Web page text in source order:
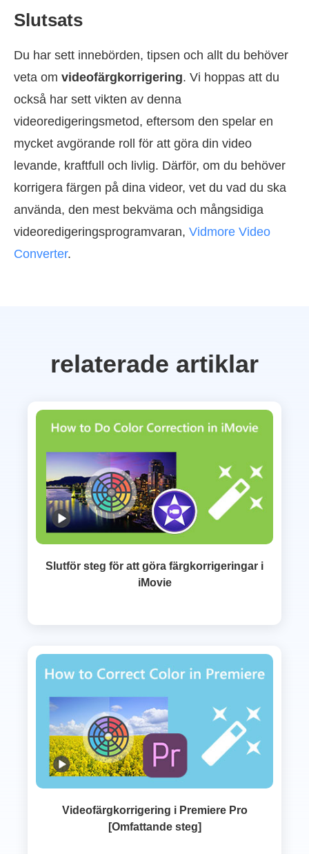
Slutsats
Du har sett innebörden, tipsen och allt du behöver
veta om videofärgkorrigering. Vi hoppas att du
också har sett vikten av denna
videoredigeringsmetod, eftersom den spelar en
mycket avgörande roll för att göra din video
levande, kraftfull och livlig. Därför, om du behöver
korrigera färgen på dina videor, vet du vad du ska
använda, den mest bekväma och mångsidiga
videoredigeringsprogramvaran, Vidmore Video
Converter.
relaterade artiklar
Slutför steg för att göra färgkorrigeringar i
iMovie
Videofärgkorrigering i Premiere Pro
[Omfattande steg]